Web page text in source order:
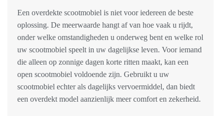
Een overdekte scootmobiel is niet voor iedereen de beste
oplossing. De meerwaarde hangt af van hoe vaak u rijdt,
onder welke omstandigheden u onderweg bent en welke rol
uw scootmobiel speelt in uw dagelijkse leven. Voor iemand
die alleen op zonnige dagen korte ritten maakt, kan een
open scootmobiel voldoende zijn. Gebruikt u uw
scootmobiel echter als dagelijks vervoermiddel, dan biedt
een overdekt model aanzienlijk meer comfort en zekerheid.